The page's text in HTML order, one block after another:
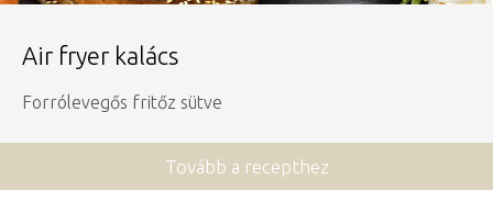
Air fryer kalács
Forrólevegős fritőz sütve
Tovább a recepthez